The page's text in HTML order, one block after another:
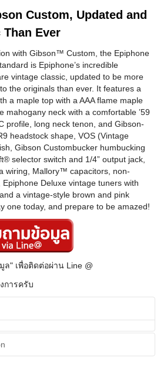
Custom, Updated and
Ever
with Gibson™ Custom, the Epiphone
is Epiphone’s incredible
vintage classic, updated to be more
the originals than ever. It features a
a maple top with a AAA flame maple
mahogany neck with a comfortable ’59
profile, long neck tenon, and Gibson-
headstock shape, VOS (Vintage
Gibson Custombucker humbucking
selector switch and 1/4” output jack,
wiring, Mallory™ capacitors, non-
Deluxe vintage tuners with
a vintage-style brown and pink
one today, and prepare to be amazed!
" เพื่อติดต่อผ่าน Line @
การครับ